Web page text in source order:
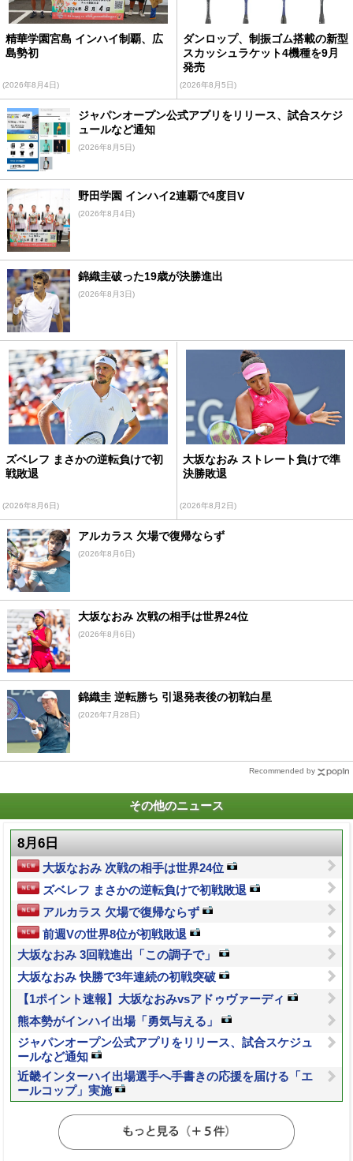
精華学園宮島 インハイ制覇、広
島勢初
(2026年8月4日)
ダンロップ、制振ゴム搭載の新型
スカッシュラケット4機種を9月
発売
(2026年8月5日)
ジャパンオープン公式アプリをリリース、試合スケジ
ュールなど通知
(2026年8月5日)
野田学園 インハイ2連覇で4度目V
(2026年8月4日)
錦織圭破った19歳が決勝進出
(2026年8月3日)
ズベレフ まさかの逆転負けで初
戦敗退
(2026年8月6日)
大坂なおみ ストレート負けで準
決勝敗退
(2026年8月2日)
アルカラス 欠場で復帰ならず
(2026年8月6日)
大坂なおみ 次戦の相手は世界24位
(2026年8月6日)
錦織圭 逆転勝ち 引退発表後の初戦白星
(2026年7月28日)
Recommended by
その他のニュース
8月6日
大坂なおみ 次戦の相手は世界24位
ズベレフ まさかの逆転負けで初戦敗退
アルカラス 欠場で復帰ならず
前週Vの世界8位が初戦敗退
大坂なおみ 3回戦進出「この調子で」
大坂なおみ 快勝で3年連続の初戦突破
【1ポイント速報】大坂なおみvsアドゥヴァーディ
熊本勢がインハイ出場「勇気与える」
ジャパンオープン公式アプリをリリース、試合スケジュ
ールなど通知
近畿インターハイ出場選手へ手書きの応援を届ける「エ
ールコップ」実施